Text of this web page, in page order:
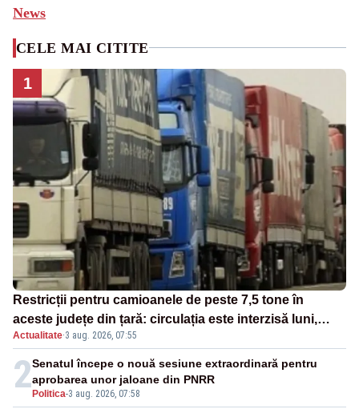
News
CELE MAI CITITE
1
Restricții pentru camioanele de peste 7,5 tone în
aceste județe din țară: circulația este interzisă luni,
între orele 12:00 și 20:00
Actualitate·3 aug. 2026, 07:55
2 Politica-3 aug. 2026, 07:58
Senatul începe o nouă sesiune extraordinară pentru
aprobarea unor jaloane din PNRR